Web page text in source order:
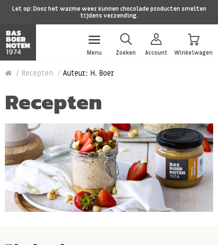
Let op: Door het warme weer kunnen chocolade producten smelten
tijdens verzending.
Menu Zoeken Account Winkelwagen
Recepten Auteur: H. Boer
Recepten